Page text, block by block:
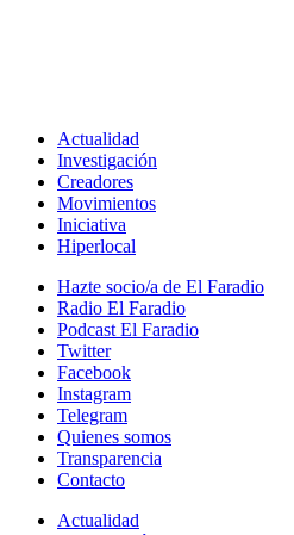
Actualidad
Investigación
Creadores
Movimientos
Iniciativa
Hiperlocal
Hazte socio/a de El Faradio
Radio El Faradio
Podcast El Faradio
Twitter
Facebook
Instagram
Telegram
Quienes somos
Transparencia
Contacto
Actualidad